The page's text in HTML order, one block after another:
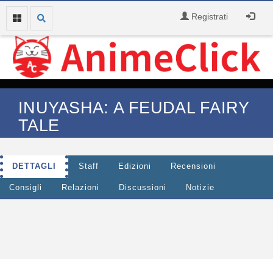
Registrati
INUYASHA: A FEUDAL FAIRY
TALE
DETTAGLI Staff Edizioni Recensioni
Consigli Relazioni Discussioni Notizie